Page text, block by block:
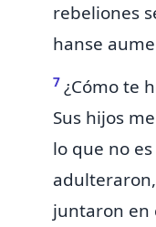
rebeliones
hanse
7 ¿Cómo te
Sus hijos
lo que no es
juntaron en